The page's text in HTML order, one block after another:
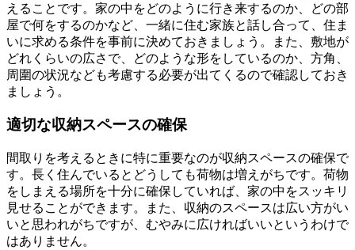
えることです。 家の中をどのように行き来するのか
どの部
屋で何をするのかなど、一緒に住む家族と話し合って、住ま
いに求める条件を事前に決めておきましょう。また、敷地が
どれくらいの広さで、どのような形をしているのか、方角、
周圍の状況なども考慮する必要が出てくるので確認しておき
ましょう。
適切な収納スペースの確保
間取りを考えるときに特に重要なのが収納スペースの確保で
す。長く住んでいるとどうしても荷物は増えがちです。荷物
をしまえる場所を十分に確保していれば、家の中をスッキリ
見せることができます。また、収納のスペースは広い方がい
いと思われがちですが、むやみに広ければいいというわけで
はありません。